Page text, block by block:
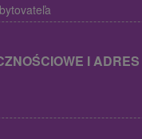
I ADRES